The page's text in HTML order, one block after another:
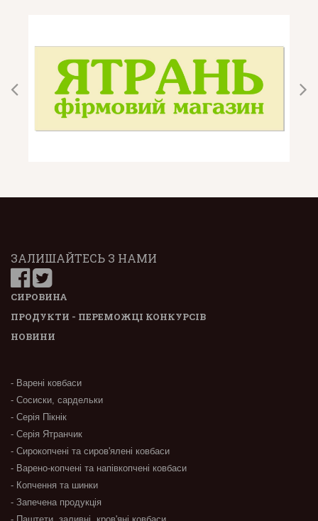
ЗАЛИШАЙТЕСЬ З НАМИ
СИРОВИНА
ПРОДУКТИ - ПЕРЕМОЖЦІ КОНКУРСІВ
НОВИНИ
- Варені ковбаси
- Сосиски, сардельки
- Серія Пікнік
- Серія Ятранчик
- Сирокопчені та сиров'ялені ковбаси
- Варено-копчені та напівкопчені ковбаси
- Копчення та шинки
- Запечена продукція